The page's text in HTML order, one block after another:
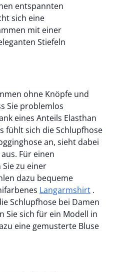
entspannten
sich eine
Stiefeln
ohne Knöpfe und
Sie problemlos
eines Anteils Elasthan
fühlt sich die Schlupfhose
an, sieht dabei
Für einen
zu einer
dazu bequeme
Langarmshirt .
Schlupfhose bei Damen
Sie sich für ein Modell in
eine gemusterte Bluse